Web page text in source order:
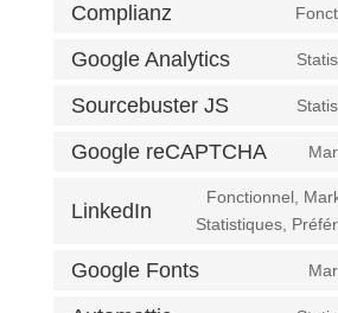
Complianz
Google Analytics
Sourcebuster JS
Google reCAPTCHA
LinkedIn
Fonctionnel,
Statistiques,
Google Fonts